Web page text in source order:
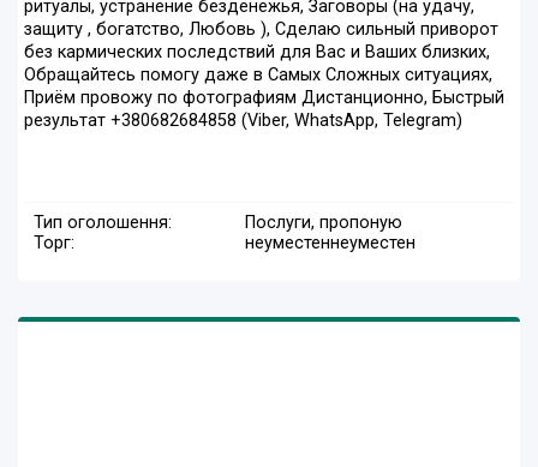
ритуалы, устранение безденежья, Заговоры (на удачу,
защиту , богатство, Любовь ), Сделаю сильный приворот
без кармических последствий для Вас и Ваших близких,
Обращайтесь помогу даже в Самых Сложных ситуациях,
Приём провожу по фотографиям Дистанционно, Быстрый
результат +380682684858 (Viber, WhatsApp, Telegram)
Тип оголошення:
Послуги, пропоную
Торг:
неуместеннеуместен